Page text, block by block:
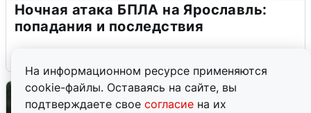
На информационном ресурсе применяются
cookie-файлы. Оставаясь на сайте, вы
подтверждаете свое согласие на их
Ночная атака БПЛА на Ярославль:
попадания и последствия